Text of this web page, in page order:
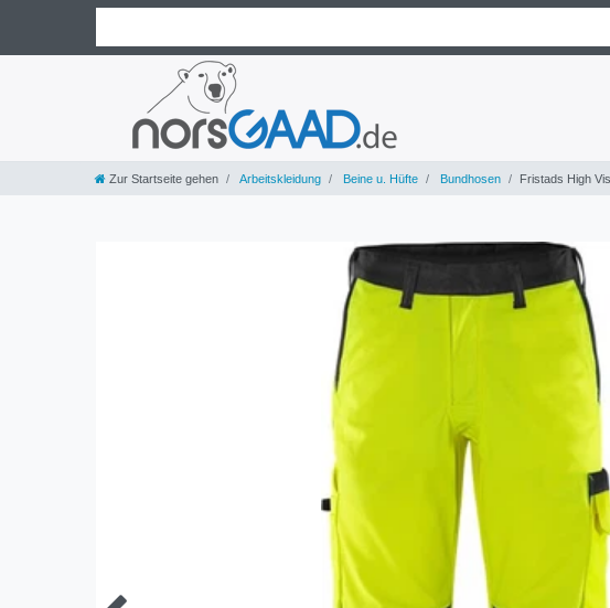
Zur Startseite gehen Arbeitskleidung Beine u. Hüfte Bundhosen Fristads High